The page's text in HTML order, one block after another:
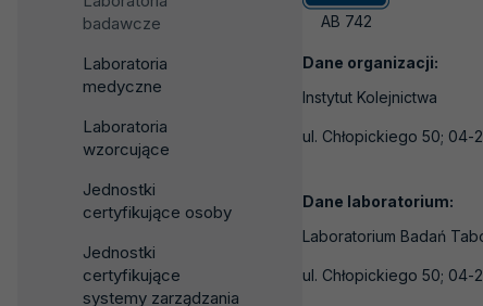
badawcze
Laboratoria
medyczne
Laboratoria
wzorcujące
Jednostki
certyfikujące osoby
Jednostki
certyfikujące
systemy zarządzania
AB 742
Dane organizacji:
Instytut Kolejnictwa
ul. Chłopickiego 50; 04-
Dane laboratorium:
Laboratorium Badań
ul. Chłopickiego 50; 04-